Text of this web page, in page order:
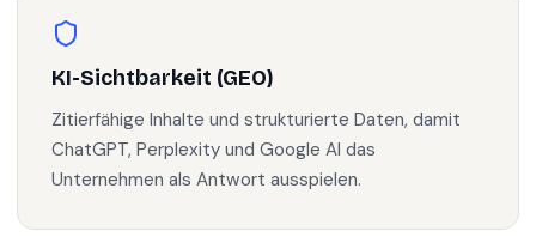
KI-Sichtbarkeit (GEO)
Zitierfähige Inhalte und strukturierte Daten, damit
ChatGPT, Perplexity und Google AI das
Unternehmen als Antwort ausspielen.